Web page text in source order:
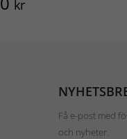
kr
Få e-post med
och nyheter.